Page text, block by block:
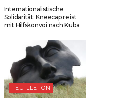
Internationalistische
Solidarität: Kneecap reist
mit Hilfskonvoi nach Kuba
FEUILLETON